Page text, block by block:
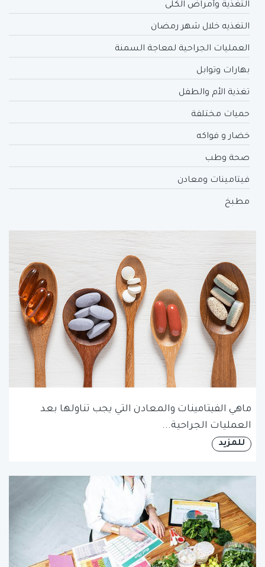
التغذية وأمراض الكلى
التغذيه خلال شهر رمضان
العمليات الجراحية لمعاجة السمنة
بهارات وتوابل
تغذية الأم والطفل
حميات مختلفة
خضار و فواكه
صحة وطب
فيتامينات ومعادن
مطبخ
ماهي الفيتامينات والمعادن التي يجب تناولها بعد
العمليات الجراحية...
للمزيد